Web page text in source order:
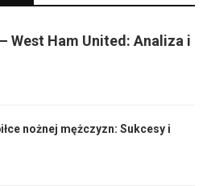
West Ham United: Analiza i
nożnej mężczyzn: Sukcesy i